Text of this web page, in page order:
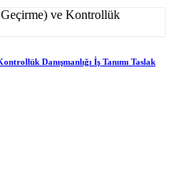
Danışmanlığı İş Tanımı Taslak